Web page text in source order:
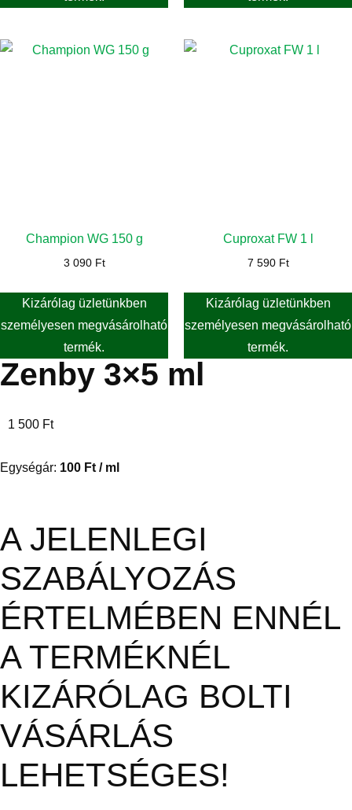
Champion WG 150 g
3 090 Ft
Kizárólag üzletünkben
személyesen megvásárolható
termék.
Cuproxat FW 1 l
7 590 Ft
Kizárólag üzletünkben
személyesen megvásárolható
termék.
Zenby 3×5 ml
1 500 Ft
Egységár: 100 Ft / ml
A JELENLEGI
SZABÁLYOZÁS
ÉRTELMÉBEN ENNÉL
A TERMÉKNÉL
KIZÁRÓLAG BOLTI
VÁSÁRLÁS
LEHETSÉGES!